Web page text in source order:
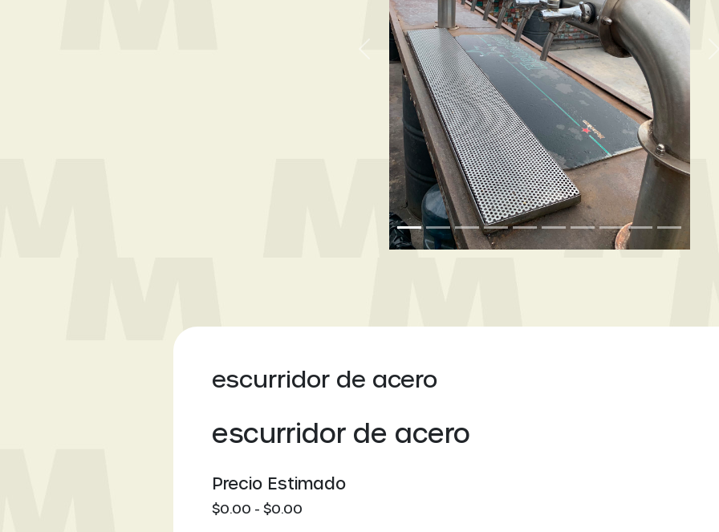
Previous
escurridor de acero
escurridor de acero
Precio Estimado
$0.00 - $0.00